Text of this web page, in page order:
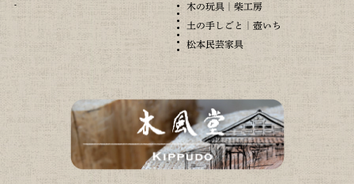
木の玩具｜柴工房
土の手しごと｜壺いち
松本民芸家具